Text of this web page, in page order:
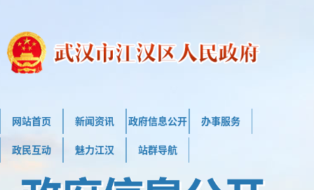
网站首页 新闻资讯 政府信息公开 办事服务
政民互动 魅力江汉 站群导航